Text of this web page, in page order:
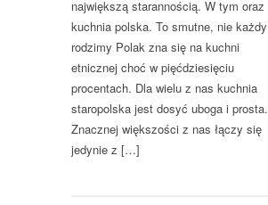
największą starannością. W tym oraz
kuchnia polska. To smutne, nie każdy
rodzimy Polak zna się na kuchni
etnicznej choć w pięćdziesięciu
procentach. Dla wielu z nas kuchnia
staropolska jest dosyć uboga i prosta.
Znacznej większości z nas łączy się
jedynie z […]